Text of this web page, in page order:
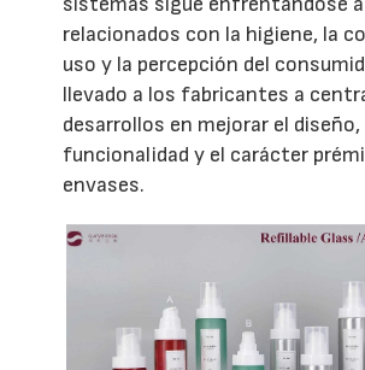
relacionados con la higiene, la
uso y la percepción del
llevado a los fabricantes a
desarrollos en mejorar el diseño,
funcionalidad y el carácter
envases.